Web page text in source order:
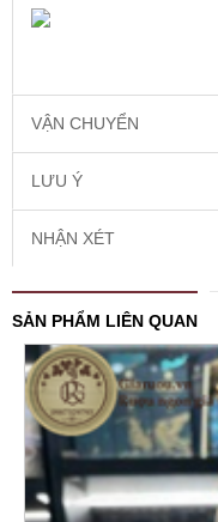
VẬN CHUYỂN
LƯU Ý
NHẬN XÉT
SẢN PHẨM LIÊN QUAN